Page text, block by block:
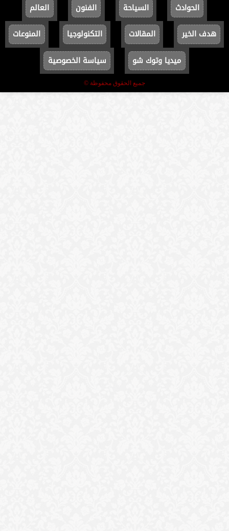
الحوادث
السياحة الفنون
العالم
هدف الخير
المقالات التكنولوجيا
المنوعات
ميديا وتوك شو
سياسة الخصوصية
جميع الحقوق محفوظة ©